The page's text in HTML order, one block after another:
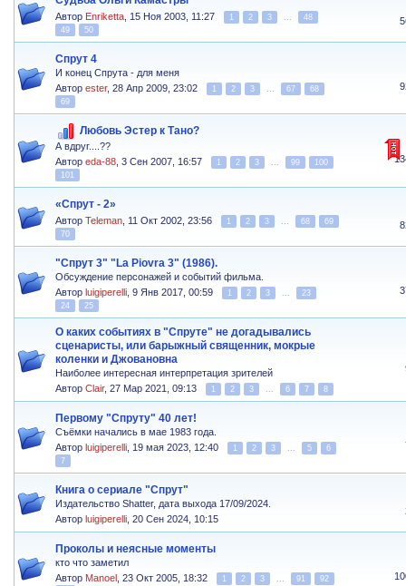
Автор Enriketta 15 Ноя 2003, 11:27 1 2 3 ...
48
49
50
Спрут 4
И конец Спрута - для меня
Авторester,28 Апр 2009, 23:02 1 2 3 ... 67
68
69
Любовь Эстер к Тано?
А вдруг....??
Авторeda-88 ,3 Сен 2007, 16:57 1 2 3 ... 99
100
101
«Спрут - 2»
АвторTeleman 11 Окт 2002, 23:56 1 2 3 ... 68
69
70
"Спрут 3" "La Piovra 3" (1986).
Обсуждение персонажей и событий фильма.
Авторluigiperelli ,9 Янв 2017, 00:59 1 2 3 ...
23
24
25
О каких событиях в "Спруте" не догадывались
сценаристы, или барыжный священник, мокрые
коленки и Джовановна
Наиболее интересная интерпретация зрителей
АвторClair,27 Мар 2021, 09:13 1 2 3 ... 6 7 8
Первому "Спруту" 40 лет!
Съёмки начались в мае 1983 года.
Авторluigiperelli 19 мая 2023, 12:40 1 2 3 ... 5
6
7
Книга о сериале "Спрут"
Издательство Shatter, дата выхода 17/09/2024.
Авторluigiperelli ,20 Сен 2024, 10:15
Проколы и неясные моменты
кто что заметил
Автор Manoel ,23 Окт 2005, 18:32 1 2 3 ... 91
92